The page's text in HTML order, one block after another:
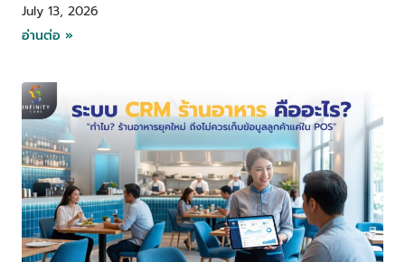
July 13, 2026
อ่านต่อ »